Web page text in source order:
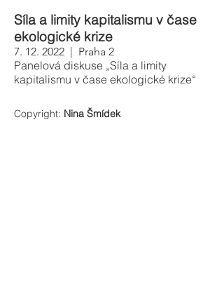
Síla a limity kapitalismu v čase
ekologické krize
7. 12. 2022 | Praha 2
Panelová diskuse „Síla a limity
kapitalismu v čase ekologické krize“
Copyright: Nina Šmídek